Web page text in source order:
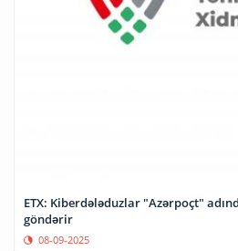
ETX: Kiberdələduzlar "Azərpoçt"
göndərir
08-09-2025